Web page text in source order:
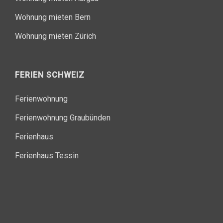
Wohnung mieten Bern
Wohnung mieten Zürich
FERIEN SCHWEIZ
Ferienwohnung
Ferienwohnung Graubünden
Ferienhaus
Ferienhaus Tessin